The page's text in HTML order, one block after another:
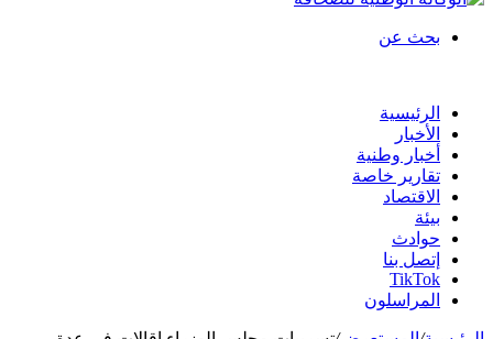
بحث عن
الرئيسية
الأخبار
أخبار وطنية
تقارير خاصة
الاقتصاد
بيئة
حوادث
إتصل بنا
TikTok
المراسلون